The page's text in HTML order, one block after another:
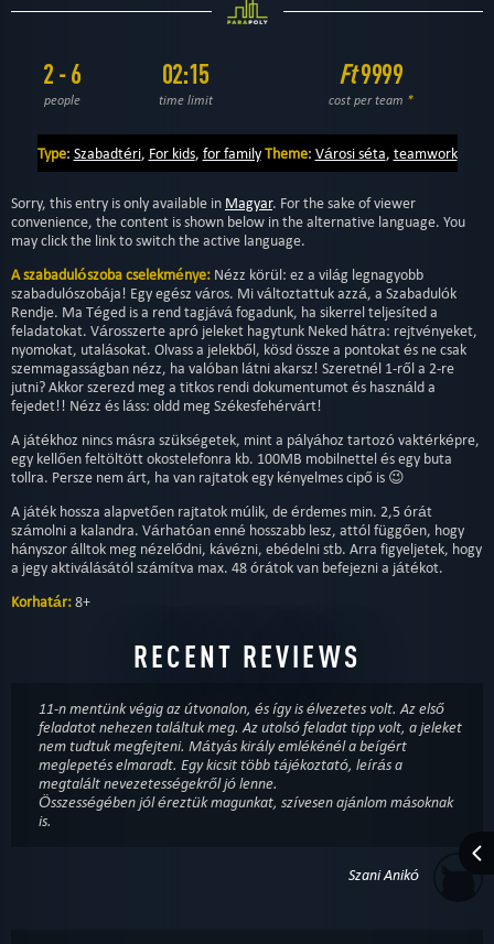
2 - 6
people
02:15
time limit
Ft9999
cost per team *
Type: Szabadtéri, For kids, for familyTheme: Városi séta, teamwork
Sorry, this entry is only available in Magyar. For the sake of viewer
convenience, the content is shown below in the alternative language. You
may click the link to switch the active language.
A szabadulószoba cselekménye: Nézz körül: ez a világ legnagyobb
szabadulószobája! Egy egész város. Mi változtattuk azzá, a Szabadulók
Rendje. Ma Téged is a rend tagjává fogadunk, ha sikerrel teljesíted a
feladatokat. Városszerte apró jeleket hagytunk Neked hátra: rejtvényeket,
nyomokat, utalásokat. Olvass a jelekből, kösd össze a pontokat és ne csak
szemmagasságban nézz, ha valóban látni akarsz! Szeretnél 1-ről a 2-re
jutni? Akkor szerezd meg a titkos rendi dokumentumot és használd a
fejedet!! Nézz és láss: oldd meg Székesfehérvárt!
A játékhoz nincs másra szükségetek, mint a pályához tartozó vaktérképre,
egy kellően feltöltött okostelefonra kb. 100MB mobilnettel és egy buta
tollra. Persze nem árt, ha van rajtatok egy kényelmes cipő is 😉
A játék hossza alapvetően rajtatok múlik, de érdemes min. 2,5 órát
számolni a kalandra. Várhatóan enné hosszabb lesz, attól függően, hogy
hányszor álltok meg nézelődni, kávézni, ebédelni stb. Arra figyeljetek, hogy
a jegy aktiválásától számítva max. 48 órátok van befejezni a játékot.
Korhatár:8+
RECENT REVIEWS
11-n mentünk végig az útvonalon, és így is élvezetes volt. Az első
feladatot nehezen találtuk meg. Az utolsó feladat tipp volt, a jeleket
nem tudtuk megfejteni. Mátyás király emlékénél a beígért
meglepetés elmaradt. Egy kicsit több tájékoztató, leírás a
megtalált nevezetességekről jó lenne.
Összességében jól éreztük magunkat, szívesen ajánlom másoknak
is.
Szani Anikó